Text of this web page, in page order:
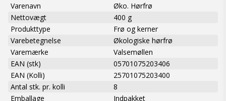
Varenavn
Øko. Hørfrø
Nettovægt
400 g
Produkttype
Frø og kerner
Varebetegnelse
Økologiske hørfrø
Varemærke
Valsemøllen
EAN (stk)
05701075203406
EAN (Kolli)
25701075203400
Antal stk. pr. kolli
8
Emballage
Indpakket